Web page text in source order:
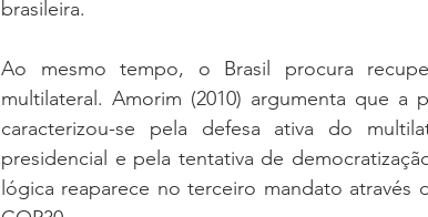
brasileira.
Ao mesmo tempo, o Brasil procura
multilateral. Amorim (2010) argumenta que a
caracterizou-se pela defesa ativa do
presidencial e pela tentativa de
lógica reaparece no terceiro mandato através